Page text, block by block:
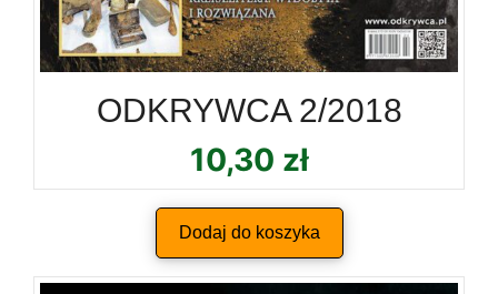
ODKRYWCA 2/2018
10,30 zł
Dodaj do koszyka